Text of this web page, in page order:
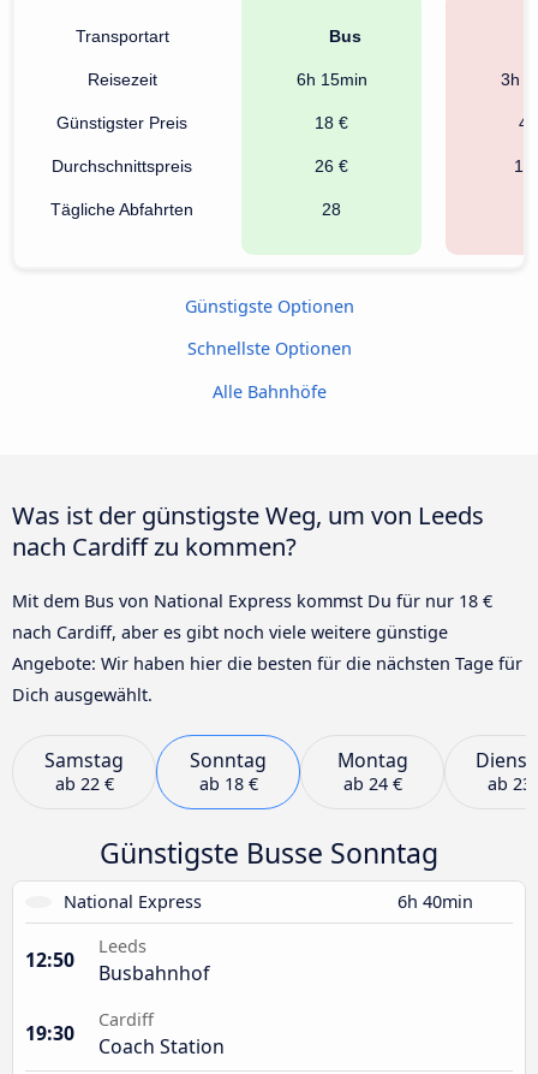
Transportart
Reisezeit
Günstigster Preis
Durchschnittspreis
Tägliche Abfahrten
Bus
6h 15min
18 €
26 €
28
3h
Günstigste Optionen
Schnellste Optionen
Alle Bahnhöfe
Was ist der günstigste Weg, um von Leeds
nach Cardiff zu kommen?
Mit dem Bus von National Express kommst Du für nur 18 €
nach Cardiff, aber es gibt noch viele weitere günstige
Angebote: Wir haben hier die besten für die nächsten Tage für
Dich ausgewählt.
Samstag
ab 22 €
Sonntag
ab 18 €
Montag
ab 24 € ab 23
Günstigste Busse Sonntag
National Express 6h 40min
12:50
Leeds
Busbahnhof
19:30
Cardiff
Coach Station